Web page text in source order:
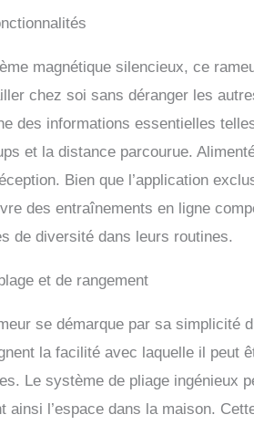
la fois votre force et
graisses de manière
Montage rapide et
pré-assemblé à 90
La conception de
et n'occupe que 0,2
magnétique silencieux, ce
chez soi sans déranger les
des informations essentielles
et la distance parcourue.
Bien que l’application
des entraînements en ligne
de diversité dans leurs routines.
et de rangement
se démarque par sa simplicité
la facilité avec laquelle il peut
Le système de pliage ingénieux
ainsi l’espace dans la maison.